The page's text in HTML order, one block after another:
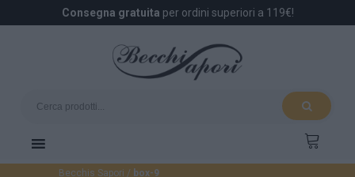
Consegna gratuita per ordini superiori a 119€!
Becchis Sapori / box-9